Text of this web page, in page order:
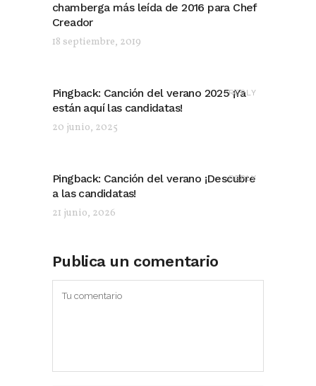
chamberga más leída de 2016 para Chef
Creador
18 septiembre, 2019
REPLY
Pingback: Canción del verano 2025 ¡Ya
están aquí las candidatas!
20 junio, 2025
REPLY
Pingback: Canción del verano ¡Descubre
a las candidatas!
21 junio, 2026
Publica un comentario